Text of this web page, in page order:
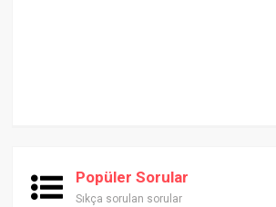
Popüler Sorular
Sıkça sorulan sorular